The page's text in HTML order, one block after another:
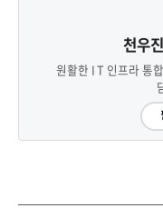
천우진
원활한 I T 인프라 통